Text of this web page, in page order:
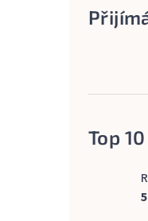
Top